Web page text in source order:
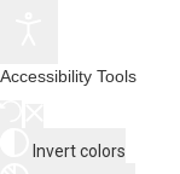
Accessibility Tools
Invert colors